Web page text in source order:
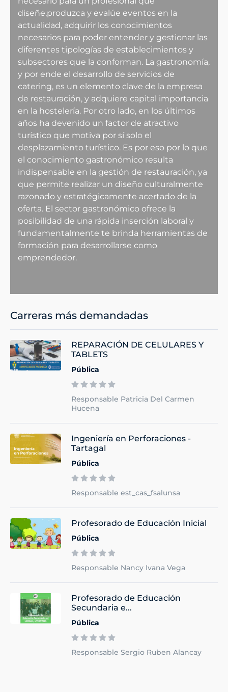
diseñe,produzca y evalúe eventos en la
actualidad, adquirir los conocimientos
necesarios para poder entender y gestionar las
diferentes tipologías de establecimientos y
subsectores que la conforman. La gastronomía,
y por ende el desarrollo de servicios de
catering, es un elemento clave de la empresa
de restauración, y adquiere capital importancia
en la hostelería. Por otro lado, en los últimos
años ha devenido un factor de atractivo
turístico que motiva por sí solo el
desplazamiento turístico. Es por eso por lo que
el conocimiento gastronómico resulta
indispensable en la gestión de restauración, ya
que permite realizar un diseño culturalmente
razonado y estratégicamente acertado de la
oferta. El sector gastronómico ofrece la
posibilidad de una rápida inserción laboral y
fundamentalmente te brinda herramientas de
formación para desarrollarse como
emprendedor.
Carreras más demandadas
REPARACIÓN DE CELULARES Y
TABLETS
Pública
Responsable Patricia Del Carmen
Hucena
Ingeniería en Perforaciones -
Tartagal
Pública
Responsable est_cas_fsalunsa
Profesorado de Educación Inicial
Pública
Responsable Nancy Ivana Vega
Profesorado de Educación
Secundaria e...
Pública
Responsable Sergio Ruben Alancay